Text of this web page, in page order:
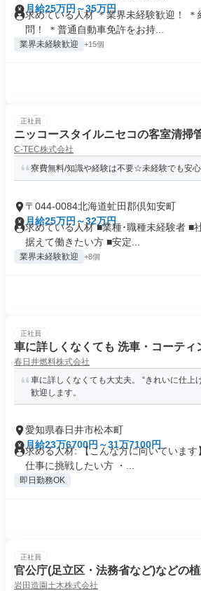
月給25万円～35万円
求めている人材 ＊業界未経験歓迎！
問！ ＊普通自動車免許をお持...
業界未経験歓迎 +15個
正社員
ニッコースタイルニセコの客室清掃
C-TEC株式会社
寮費無料/知識や経験は不要☆未経験でも安
〒044-0084北海道虻田郡倶知安町
月給25万円～32万円
求めている人材 ■業種･職種未経験者 ■
据えて働きたい方 ■安定...
業界未経験歓迎 +8個
正社員
車に詳しくなくても 洗車・コーティ
春日井燃料株式会社
車に詳しくなくても大丈夫。 “きれいに仕上
歓迎します。
愛知県春日井市松本町
月給23万6700円～31万7100円
求める人材: 【こんな方に向いていま
仕事に挑戦したい方 ・...
即日勤務OK
正社員
官公庁(足立区・法務省など)などの
岩田造園土木株式会社